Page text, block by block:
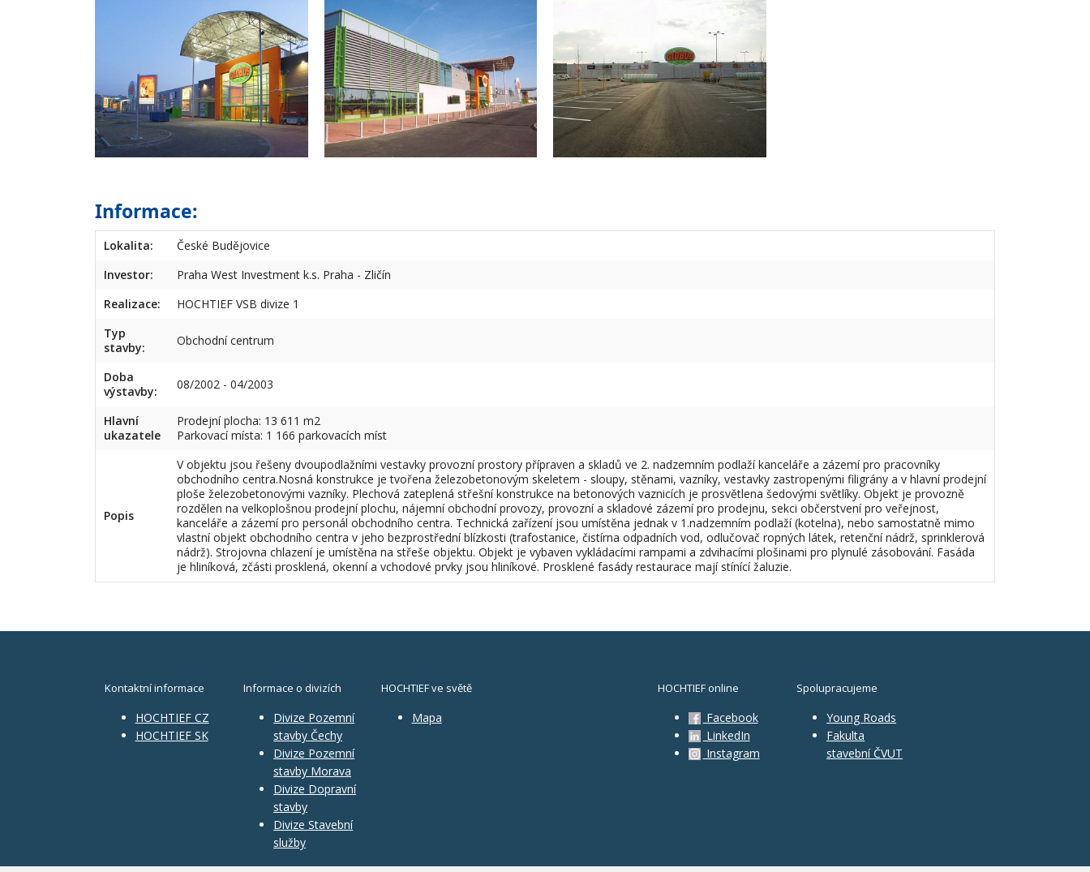
Informace:
Lokalita:
České Budějovice
Investor:
Praha West Investment k.s. Praha - Zličín
Realizace:
HOCHTIEF VSB divize 1
Typ
stavby:
Obchodní centrum
Doba
výstavby:
08/2002 - 04/2003
Hlavní
ukazatele
Prodejní plocha: 13 611 m2
Parkovací místa: 1 166 parkovacích míst
Popis
V objektu jsou řešeny dvoupodlažními vestavky provozní prostory přípraven a skladů ve 2. nadzemním podlaží kanceláře a zázemí pro pracovníky
obchodního centra.Nosná konstrukce je tvořena železobetonovým skeletem - sloupy, stěnami, vazníky, vestavky zastropenými filigrány a v hlavní prodejní
ploše železobetonovými vazníky. Plechová zateplená střešní konstrukce na betonových vaznicích je prosvětlena šedovými světlíky. Objekt je provozně
rozdělen na velkoplošnou prodejní plochu, nájemní obchodní provozy, provozní a skladové zázemí pro prodejnu, sekci občerstvení pro veřejnost,
kanceláře a zázemí pro personál obchodního centra. Technická zařízení jsou umístěna jednak v 1.nadzemním podlaží (kotelna), nebo samostatně mimo
vlastní objekt obchodního centra v jeho bezprostřední blízkosti (trafostanice, čistírna odpadních vod, odlučovač ropných látek, retenční nádrž, sprinklerová
nádrž). Strojovna chlazení je umístěna na střeše objektu. Objekt je vybaven vykládacími rampami a zdvihacími plošinami pro plynulé zásobování. Fasáda
je hliníková, zčásti prosklená, okenní a vchodové prvky jsou hliníkové. Prosklené fasády restaurace mají stínící žaluzie.
Kontaktní informace
HOCHTIEF CZ
HOCHTIEF SK
Informace o divizích
Divize Pozemní
stavby Čechy
Divize Pozemní
stavby Morava
Divize Dopravní
stavby
Divize Stavební
služby
HOCHTIEF ve světě
Mapa
HOCHTIEF online
Facebook
LinkedIn
Instagram
Spolupracujeme
Young Roads
Fakulta
stavební ČVUT